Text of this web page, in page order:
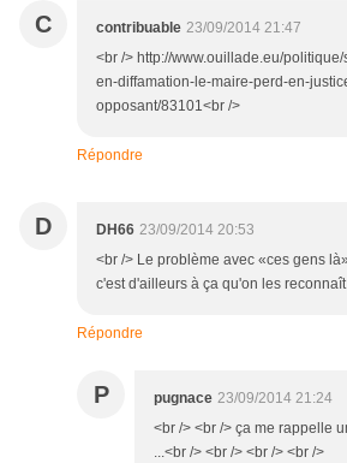
C contribuable 23/09/2014 21:47
<br /> http://www.ouillade.eu/
en-diffamation-le-maire-perd-en-
opposant/83101<br />
Répondre
D DH66 23/09/2014 20:53
<br /> Le problème avec «ces gens
c'est d'ailleurs à ça qu'on les
Répondre
P pugnace 23/09/2014 21:24
<br /> <br /> ça me rappelle
...<br /> <br /> <br /> <br />